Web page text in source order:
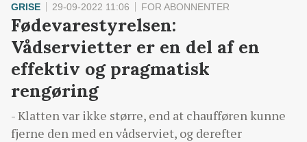
GRISE 29-09-2022 11:06 FOR ABONNENTER
Fødevarestyrelsen:
Vådservietter er en del af en
effektiv og pragmatisk
rengøring
- Klatten var ikke større, end at chaufføren kunne
fjerne den med en vådserviet, og derefter